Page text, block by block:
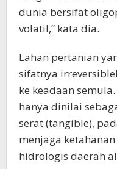
dunia bersifat
volatil,” kata dia.
Lahan pertanian
sifatnya
ke keadaan
hanya dinilai
serat (tangible),
menjaga
hidrologis daerah